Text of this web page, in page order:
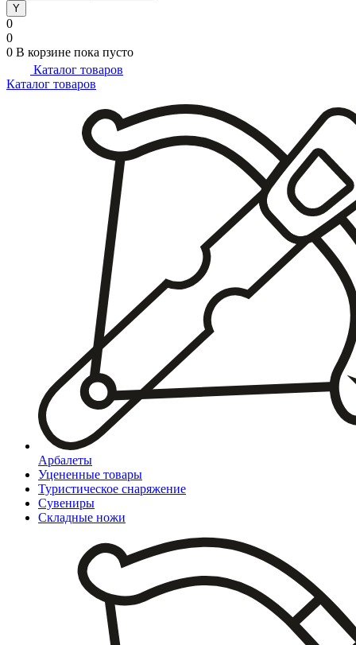
0
0
0 В корзине пока пусто
Каталог товаров
Каталог товаров
Арбалеты
Уцененные товары
Туристическое снаряжение
Сувениры
Складные ножи